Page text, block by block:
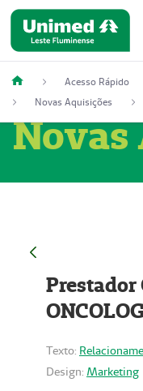
Acesso Rápido
Novas Aquisições
Novas
Prestador
Texto:
Design: Marketing